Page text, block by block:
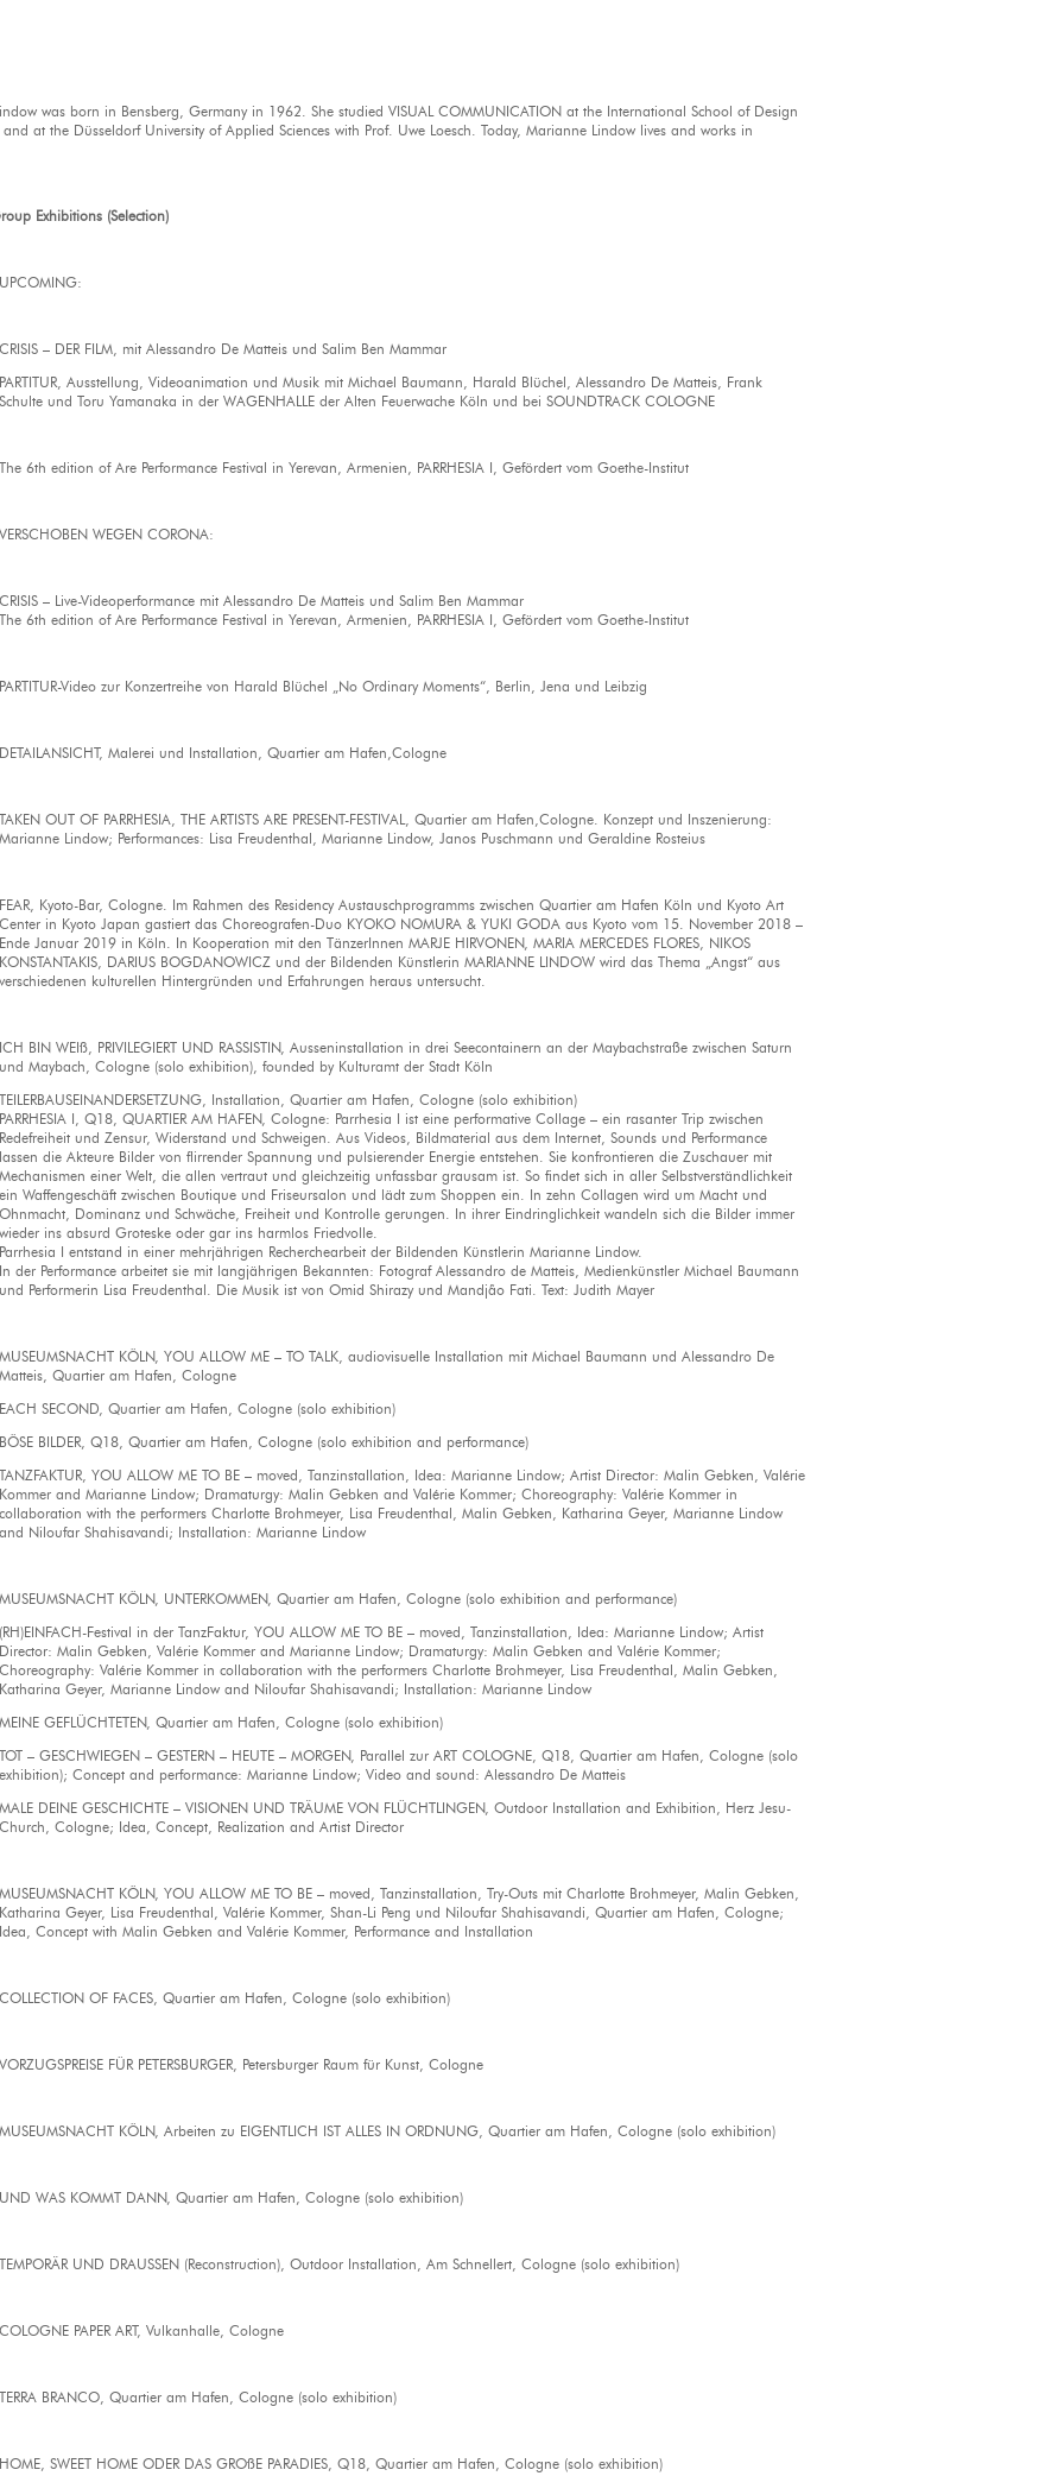
was born in Bensberg, Germany in 1962. She studied VISUAL COMMUNICATION at the International School of Design
at the Düsseldorf University of Applied Sciences with Prof. Uwe Loesch. Today, Marianne Lindow lives and works in
Exhibitions (Selection)
UPCOMING:
CRISIS – DER FILM, mit Alessandro De Matteis und Salim Ben Mammar
PARTITUR, Ausstellung, Videoanimation und Musik mit Michael Baumann, Harald Blüchel, Alessandro De Matteis, Frank
Schulte und Toru Yamanaka in der WAGENHALLE der Alten Feuerwache Köln und bei SOUNDTRACK COLOGNE
The 6th edition of Are Performance Festival in Yerevan, Armenien, PARRHESIA I, Gefördert vom Goethe-Institut
VERSCHOBEN WEGEN CORONA:
CRISIS – Live-Videoperformance mit Alessandro De Matteis und Salim Ben Mammar
The 6th edition of Are Performance Festival in Yerevan, Armenien, PARRHESIA I, Gefördert vom Goethe-Institut
PARTITUR-Video zur Konzertreihe von Harald Blüchel „No Ordinary Moments“, Berlin, Jena und Leibzig
DETAILANSICHT, Malerei und Installation, Quartier am Hafen,Cologne
TAKEN OUT OF PARRHESIA, THE ARTISTS ARE PRESENT-FESTIVAL, Quartier am Hafen,Cologne. Konzept und Inszenierung:
Marianne Lindow; Performances: Lisa Freudenthal, Marianne Lindow, Janos Puschmann und Geraldine Rosteius
FEAR, Kyoto-Bar, Cologne. Im Rahmen des Residency Austauschprogramms zwischen Quartier am Hafen Köln und Kyoto Art
Center in Kyoto Japan gastiert das Choreografen-Duo KYOKO NOMURA & YUKI GODA aus Kyoto vom 15. November 2018 –
Ende Januar 2019 in Köln. In Kooperation mit den TänzerInnen MARJE HIRVONEN, MARIA MERCEDES FLORES, NIKOS
KONSTANTAKIS, DARIUS BOGDANOWICZ und der Bildenden Künstlerin MARIANNE LINDOW wird das Thema „Angst“ aus
verschiedenen kulturellen Hintergründen und Erfahrungen heraus untersucht.
ICH BIN WEIß, PRIVILEGIERT UND RASSISTIN, Ausseninstallation in drei Seecontainern an der Maybachstraße zwischen Saturn
und Maybach, Cologne (solo exhibition), founded by Kulturamt der Stadt Köln
TEILERBAUSEINANDERSETZUNG, Installation, Quartier am Hafen, Cologne (solo exhibition)
PARRHESIA I, Q18, QUARTIER AM HAFEN, Cologne: Parrhesia I ist eine performative Collage – ein rasanter Trip zwischen
Redefreiheit und Zensur, Widerstand und Schweigen. Aus Videos, Bildmaterial aus dem Internet, Sounds und Performance
lassen die Akteure Bilder von flirrender Spannung und pulsierender Energie entstehen. Sie konfrontieren die Zuschauer mit
Mechanismen einer Welt, die allen vertraut und gleichzeitig unfassbar grausam ist. So findet sich in aller Selbstverständlichkeit
ein Waffengeschäft zwischen Boutique und Friseursalon und lädt zum Shoppen ein. In zehn Collagen wird um Macht und
Ohnmacht, Dominanz und Schwäche, Freiheit und Kontrolle gerungen. In ihrer Eindringlichkeit wandeln sich die Bilder immer
wieder ins absurd Groteske oder gar ins harmlos Friedvolle.
Parrhesia I entstand in einer mehrjährigen Recherchearbeit der Bildenden Künstlerin Marianne Lindow.
In der Performance arbeitet sie mit langjährigen Bekannten: Fotograf Alessandro de Matteis, Medienkünstler Michael Baumann
und Performerin Lisa Freudenthal. Die Musik ist von Omid Shirazy und Mandjão Fati. Text: Judith Mayer
MUSEUMSNACHT KÖLN, YOU ALLOW ME – TO TALK, audiovisuelle Installation mit Michael Baumann und Alessandro De
Matteis, Quartier am Hafen, Cologne
EACH SECOND, Quartier am Hafen, Cologne (solo exhibition)
BÖSE BILDER, Q18, Quartier am Hafen, Cologne (solo exhibition and performance)
TANZFAKTUR, YOU ALLOW ME TO BE – moved, Tanzinstallation, Idea: Marianne Lindow; Artist Director: Malin Gebken, Valérie
Kommer and Marianne Lindow; Dramaturgy: Malin Gebken and Valérie Kommer; Choreography: Valérie Kommer in
collaboration with the performers Charlotte Brohmeyer, Lisa Freudenthal, Malin Gebken, Katharina Geyer, Marianne Lindow
and Niloufar Shahisavandi; Installation: Marianne Lindow
MUSEUMSNACHT KÖLN, UNTERKOMMEN, Quartier am Hafen, Cologne (solo exhibition and performance)
(RH)EINFACH-Festival in der TanzFaktur, YOU ALLOW ME TO BE – moved, Tanzinstallation, Idea: Marianne Lindow; Artist
Director: Malin Gebken, Valérie Kommer and Marianne Lindow; Dramaturgy: Malin Gebken and Valérie Kommer;
Choreography: Valérie Kommer in collaboration with the performers Charlotte Brohmeyer, Lisa Freudenthal, Malin Gebken,
Katharina Geyer, Marianne Lindow and Niloufar Shahisavandi; Installation: Marianne Lindow
MEINE GEFLÜCHTETEN, Quartier am Hafen, Cologne (solo exhibition)
TOT – GESCHWIEGEN – GESTERN – HEUTE – MORGEN, Parallel zur ART COLOGNE, Q18, Quartier am Hafen, Cologne (solo
exhibition); Concept and performance: Marianne Lindow; Video and sound: Alessandro De Matteis
MALE DEINE GESCHICHTE – VISIONEN UND TRÄUME VON FLÜCHTLINGEN, Outdoor Installation and Exhibition, Herz Jesu-
Church, Cologne; Idea, Concept, Realization and Artist Director
MUSEUMSNACHT KÖLN, YOU ALLOW ME TO BE – moved, Tanzinstallation, Try-Outs mit Charlotte Brohmeyer, Malin Gebken,
Katharina Geyer, Lisa Freudenthal, Valérie Kommer, Shan-Li Peng und Niloufar Shahisavandi, Quartier am Hafen, Cologne;
Idea, Concept with Malin Gebken and Valérie Kommer, Performance and Installation
COLLECTION OF FACES, Quartier am Hafen, Cologne (solo exhibition)
VORZUGSPREISE FÜR PETERSBURGER, Petersburger Raum für Kunst, Cologne
MUSEUMSNACHT KÖLN, Arbeiten zu EIGENTLICH IST ALLES IN ORDNUNG, Quartier am Hafen, Cologne (solo exhibition)
UND WAS KOMMT DANN, Quartier am Hafen, Cologne (solo exhibition)
TEMPORÄR UND DRAUSSEN (Reconstruction), Outdoor Installation, Am Schnellert, Cologne (solo exhibition)
COLOGNE PAPER ART, Vulkanhalle, Cologne
TERRA BRANCO, Quartier am Hafen, Cologne (solo exhibition)
HOME, SWEET HOME ODER DAS GROßE PARADIES, Q18, Quartier am Hafen, Cologne (solo exhibition)